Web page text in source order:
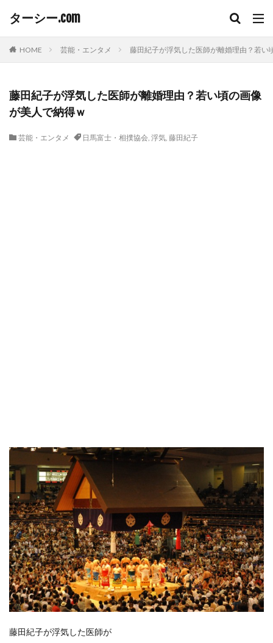
ターシー.com
HOME 芸能・エンタメ 藤田紀子が浮気した医師が離婚理由？若い
藤田紀子が浮気した医師が離婚理由？若い頃の画像
が美人で納得ｗ
芸能・エンタメ 日馬富士・相撲協会, 浮気, 藤田紀子
藤田紀子が浮気した医師が